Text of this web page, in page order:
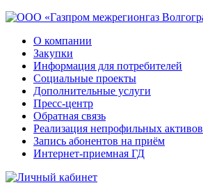
О компании
Закупки
Информация для потребителей
Социальные проекты
Дополнительные услуги
Пресс-центр
Обратная связь
Реализация непрофильных активов
Запись абонентов на приём
Интернет-приемная ГД